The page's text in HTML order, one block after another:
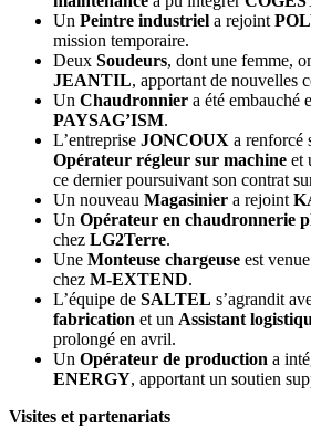
Un Peintre industriel a rejoint
mission temporaire.
Deux Soudeurs, dont une femme,
JEANTIL, apportant de nouvelles
Un Chaudronnier a été embauché
PAYSAG’ISM.
L’entreprise JONCOUX a renforcé
Opérateur régleur sur machine et
ce dernier poursuivant son contrat
Un nouveau Magasinier a rejoint
Un Opérateur en chaudronnerie
chez LG2Terre.
Une Monteuse chargeuse est
chez M-EXTEND.
L’équipe de SALTEL s’agrandit
fabrication et un Assistant
prolongé en avril.
Un Opérateur de production a
ENERGY, apportant un soutien
Visites et partenariats